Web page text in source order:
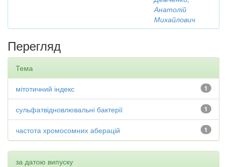
Анатолій
Михайлович
Перегляд
Тема
1
мітотичний індекс
1
сульфатвідновлювальні бактерії
1
частота хромосомних аберацій
за датою випуску